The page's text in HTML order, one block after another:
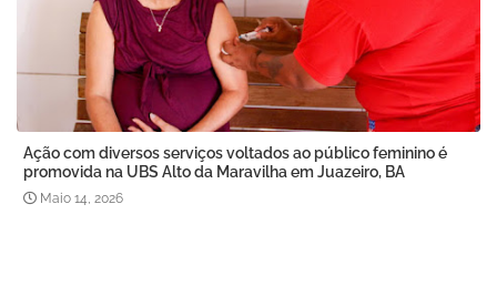
Ação com diversos serviços voltados ao público feminino é
promovida na UBS Alto da Maravilha em Juazeiro, BA
Maio 14, 2026